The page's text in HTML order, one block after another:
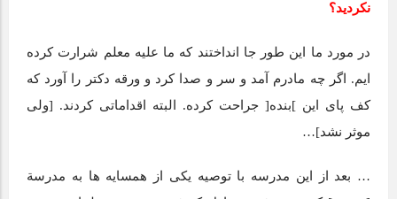
نکردید؟
در مورد ما این‌ طور جا انداختند که ما علیه معلم شرارت کرده
‌ایم. اگر چه مادرم آمد و سر و صدا کرد و ورقه دکتر را آورد که
کف پای این ]بنده[ جراحت کرده. البته اقداماتی کردند. [ولی
موثر نشد]…
… بعد از این مدرسه با توصیه یکی از همسایه ‌ها به مدرسة